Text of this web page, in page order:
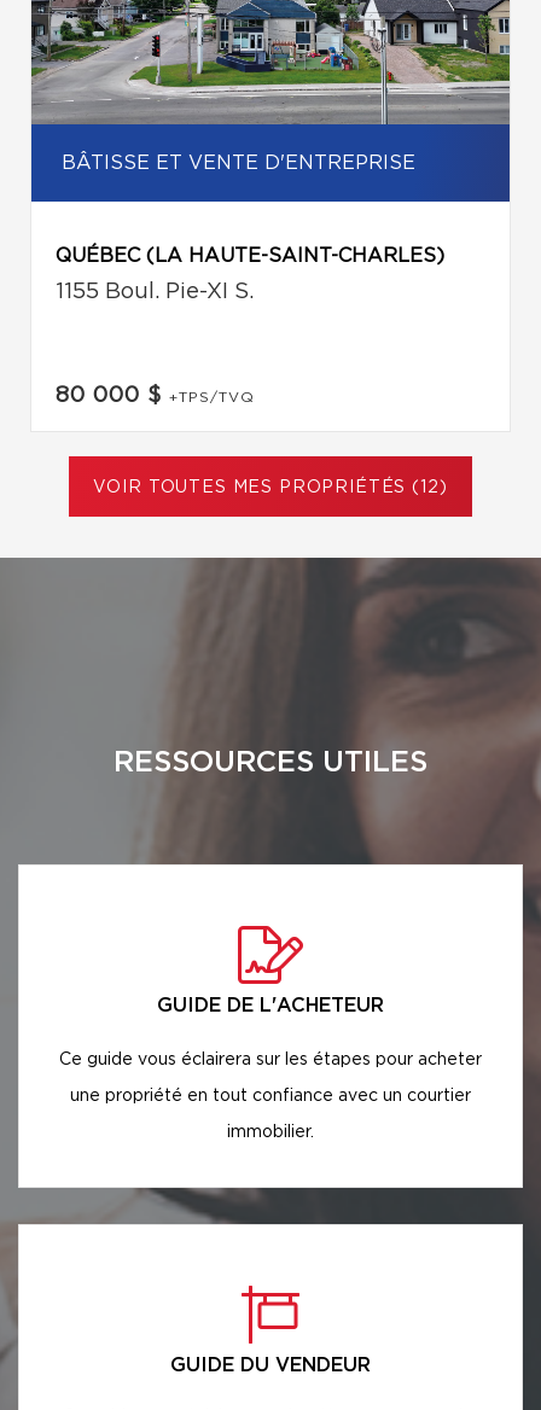
BÂTISSE ET VENTE D'ENTREPRISE
QUÉBEC (LA HAUTE-SAINT-CHARLES)
1155 Boul. Pie-XI S.
80 000 $ +TPS/TVQ
VOIR TOUTES MES PROPRIÉTÉS (12)
RESSOURCES UTILES
GUIDE DE L'ACHETEUR
Ce guide vous éclairera sur les étapes pour acheter
une propriété en tout confiance avec un courtier
immobilier.
GUIDE DU VENDEUR